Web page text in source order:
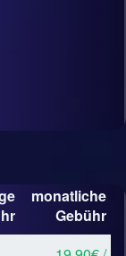
monatliche
Gebühr